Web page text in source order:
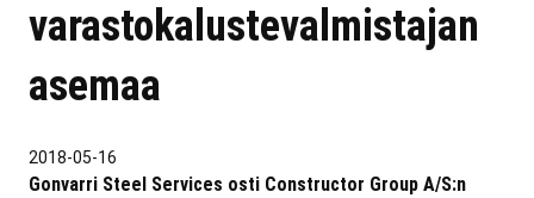
varastokalustevalmistajan
asemaa
2018-05-16
Gonvarri Steel Services osti Constructor Group A/S:n